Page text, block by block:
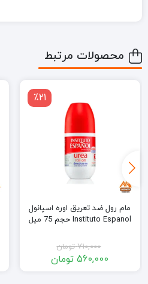
محصولات مرتبط
٪21
مام رول ضد تعریق اوره اسپانول
Instituto Espanol حجم 75 میل
710,000 تومان
560,000 تومان